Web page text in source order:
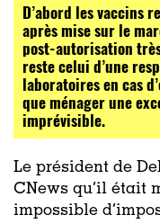
D’abord les vaccins
après mise sur le
post-autorisation
reste celui d’une
laboratoires en cas
que ménager une
imprévisible.
Le président de
CNews qu’il était
impossible